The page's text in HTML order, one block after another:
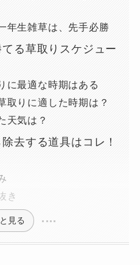
年生雑草は、先手必勝
る草取りスケジュー
に最適な時期はある
取りに適した時期は？
天気は？
去する道具はコレ！
き
見る